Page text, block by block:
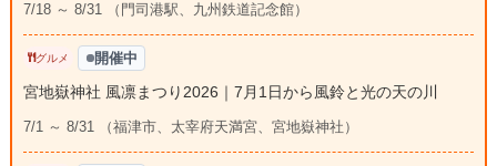
7/18 ～ 8/31 （門司港駅、九州鉄道記念館）
グルメ 開催中
宮地嶽神社 風凛まつり2026｜7月1日から風鈴と光の天の川
7/1 ～ 8/31 （福津市、太宰府天満宮、宮地嶽神社）